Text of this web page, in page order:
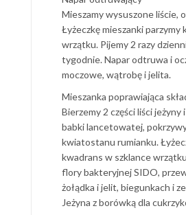
Mieszamy wysuszone liście,
Łyżeczkę mieszanki parzymy
wrzątku. Pijemy 2 razy
tygodnie. Napar odtruwa i
moczowe, wątrobę i jelita.
Mieszanka poprawiająca
Bierzemy 2 części liści jeżyny
babki lancetowatej,
kwiatostanu rumianku.
kwadrans w szklance
flory bakteryjnej SIDO,
żołądka i jelit, biegunkach i
Jeżyna z borówką dla